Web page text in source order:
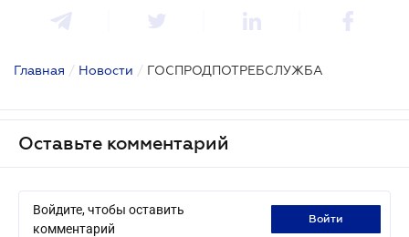
Главная / Новости / ГОСПРОДПОТРЕБСЛУЖБА
Оставьте комментарий
Войдите, чтобы оставить
комментарий
войти